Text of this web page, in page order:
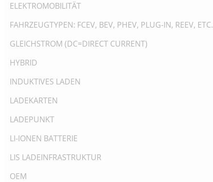
ELEKTROMOBILITÄT
FAHRZEUGTYPEN: FCEV, BEV, PHEV, PLUG-IN, REEV, ETC.
GLEICHSTROM (DC=DIRECT CURRENT)
HYBRID
INDUKTIVES LADEN
LADEKARTEN
LADEPUNKT
LI-IONEN BATTERIE
LIS LADEINFRASTRUKTUR
OEM